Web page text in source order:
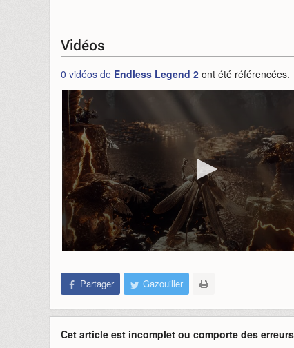
Vidéos
0 vidéos de Endless Legend 2 ont été référencées.
Partager Gazouiller
Cet article est incomplet ou comporte des